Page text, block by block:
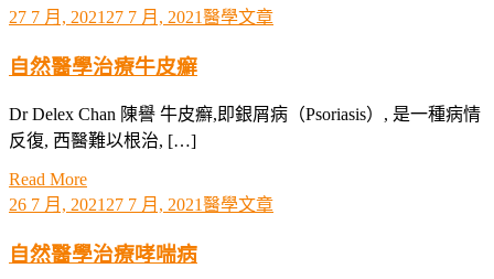
27 7 月, 2021 27 7 月, 2021醫學文章
自然醫學治療牛皮癬
Dr Delex Chan 陳譽 牛皮癬,即銀屑病（Psoriasis）, 是一種病情
反復, 西醫難以根治, […]
Read More
26 7 月, 202127 7 月, 2021醫學文章
自然醫學治療哮喘病